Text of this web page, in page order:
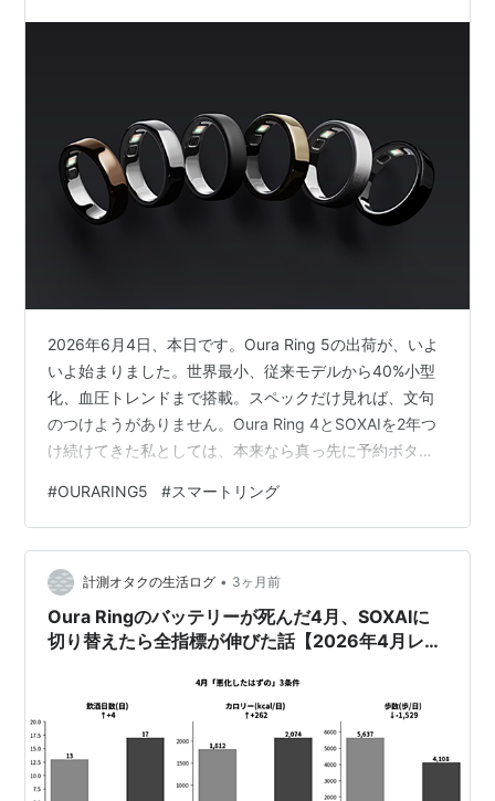
2026年6月4日、本日です。Oura Ring 5の出荷が、いよ
いよ始まりました。世界最小、従来モデルから40%小型
化、血圧トレンドまで搭載。スペックだけ見れば、文句
のつけようがありません。Oura Ring 4とSOXAIを2年つ
け続けてきた私としては、本来なら真っ先に予約ボタン
ない理由がもう一つあります。 私のRing 4、つい先日バ
ッテリーを無償交換してもらったばかりなのです。その
新品が届いた日の開封記事は、こちらに書きました。 今
回は、Oura Ring 5の変更点を発表情報からまとめつつ、
2年使ったユーザーの目線で「で、買い替える…
#OURARING5 #スマートリング
計測オタクの生活ログ • 3ヶ月前
Oura Ringのバッテリーが死んだ4月、SOXAIに
切り替えたら全指標が伸びた話【2026年4月レビ